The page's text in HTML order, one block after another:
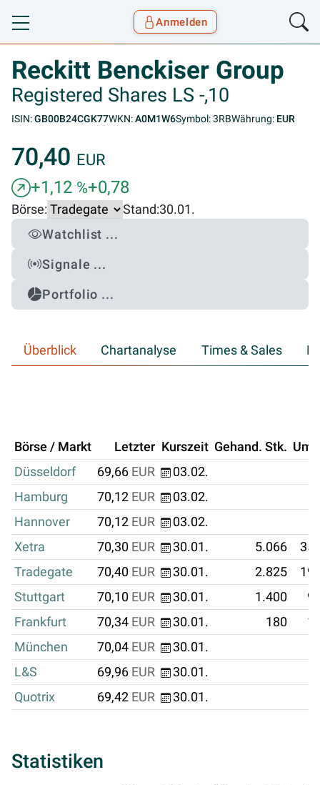
Toggle navigation
Anmelden
Reckitt Benckiser Group
Registered Shares LS -,10
ISIN:GB00B24CGK77WKN:A0M1W6Symbol: 3RBWährung: EUR
70,40 EUR
+1,12 %+0,78
Börse: Stand:30.01.
Watchlist ...
Signale ...
Portfolio ...
Überblick Chartanalyse Times & Sales
Börse / Markt Letzter Kurszeit Gehand. Stk.
Düsseldorf
69,66 EUR
03.02.
Hamburg
70,12 EUR
03.02.
Hannover
70,12 EUR
03.02.
Xetra
70,30 EUR 30.01. 5.066
Tradegate
70,40 EUR 30.01. 2.825
Stuttgart
70,10 EUR 30.01. 1.400
Frankfurt
70,34 EUR 30.01. 180
München
70,04 EUR
30.01.
L&S
69,96 EUR
30.01.
Quotrix
69,42 EUR 30.01.
Statistiken